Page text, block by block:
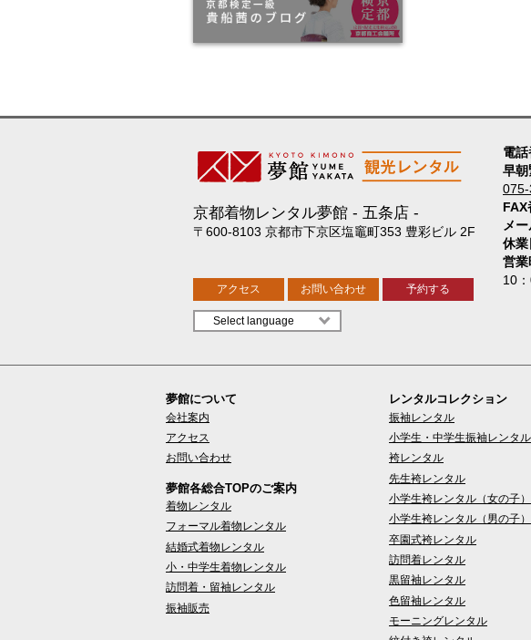
電
早朝
075-
FAX
メ
休業
営業
10
京都着物レンタル夢館 五条店
〒600-8103 京都市下京区塩竈町353 豊彩ビル 2F
アクセス お問い合わせ 予約する
夢館について
会社案内
アクセス
お問い合わせ
夢館各総合TOPのご案内
着物レンタル
フォーマル着物レンタル
結婚式着物レンタル
小・中学生着物レンタル
訪問着・留袖レンタル
振袖販売
レンタルコレクション
振袖レンタル
小学生・中学生振袖レンタル
袴レンタル
先生袴レンタル
小学生袴レンタル（女の子）
小学生袴レンタル（男の子）
卒園式袴レンタル
訪問着レンタル
黒留袖レンタル
色留袖レンタル
モーニングレンタル